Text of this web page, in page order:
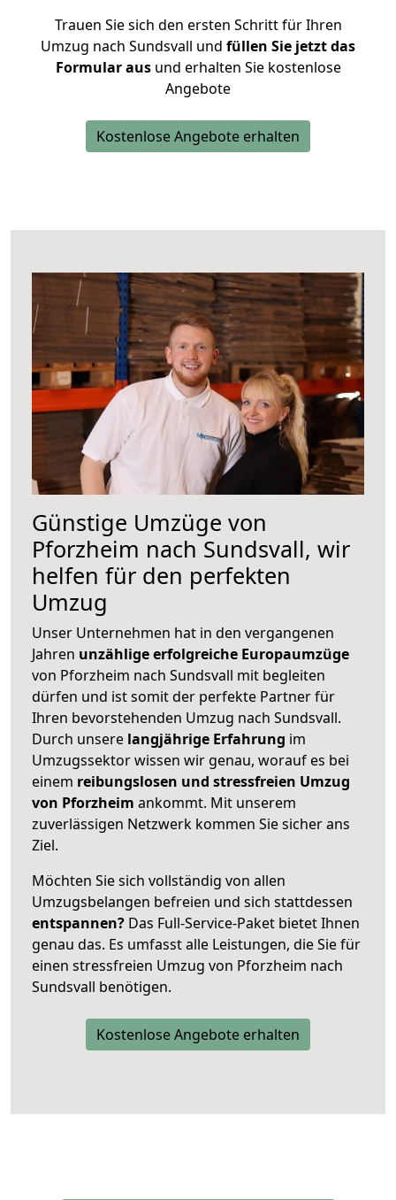
Trauen Sie sich den ersten Schritt für Ihren
Umzug nach Sundsvall und füllen Sie jetzt das
Formular ausund erhalten Sie kostenlose
Angebote
Kostenlose Angebote erhalten
Günstige Umzüge von
Pforzheim nach Sundsvall, wir
helfen für den perfekten
Umzug
Unser Unternehmen hat in den vergangenen
Jahren unzählige erfolgreiche Europaumzüge
von Pforzheim nach Sundsvall mit begleiten
dürfen und ist somit der perfekte Partner für
Ihren bevorstehenden Umzug nach Sundsvall.
Durch unsere langjährige Erfahrung im
Umzugssektor wissen wir genau, worauf es bei
einem reibungslosen und stressfreien Umzug
von Pforzheim ankommt. Mit unserem
zuverlässigen Netzwerk kommen Sie sicher ans
Ziel.
Möchten Sie sich vollständig von allen
Umzugsbelangen befreien und sich stattdessen
entspannen? Das Full-Service-Paket bietet Ihnen
genau das. Es umfasst alle Leistungen, die Sie für
einen stressfreien Umzug von Pforzheim nach
Sundsvall benötigen.
Kostenlose Angebote erhalten